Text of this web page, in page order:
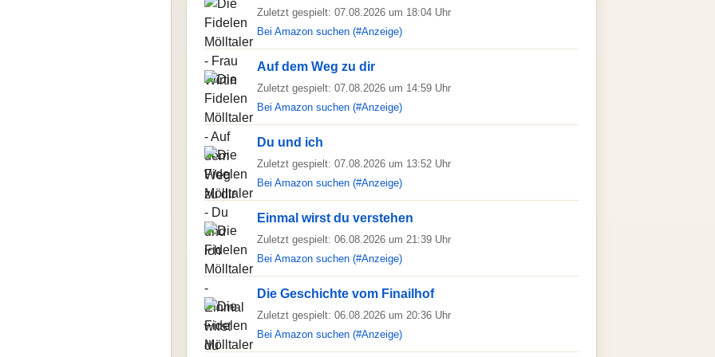
Zuletzt gespielt: 07.08.2026 um 18:04 Uhr
Bei Amazon suchen (#Anzeige)
Auf dem Weg zu dir
Zuletzt gespielt: 07.08.2026 um 14:59 Uhr
Bei Amazon suchen (#Anzeige)
Du und ich
Zuletzt gespielt: 07.08.2026 um 13:52 Uhr
Bei Amazon suchen (#Anzeige)
Einmal wirst du verstehen
Zuletzt gespielt: 06.08.2026 um 21:39 Uhr
Bei Amazon suchen (#Anzeige)
Die Geschichte vom Finailhof
Zuletzt gespielt: 06.08.2026 um 20:36 Uhr
Bei Amazon suchen (#Anzeige)